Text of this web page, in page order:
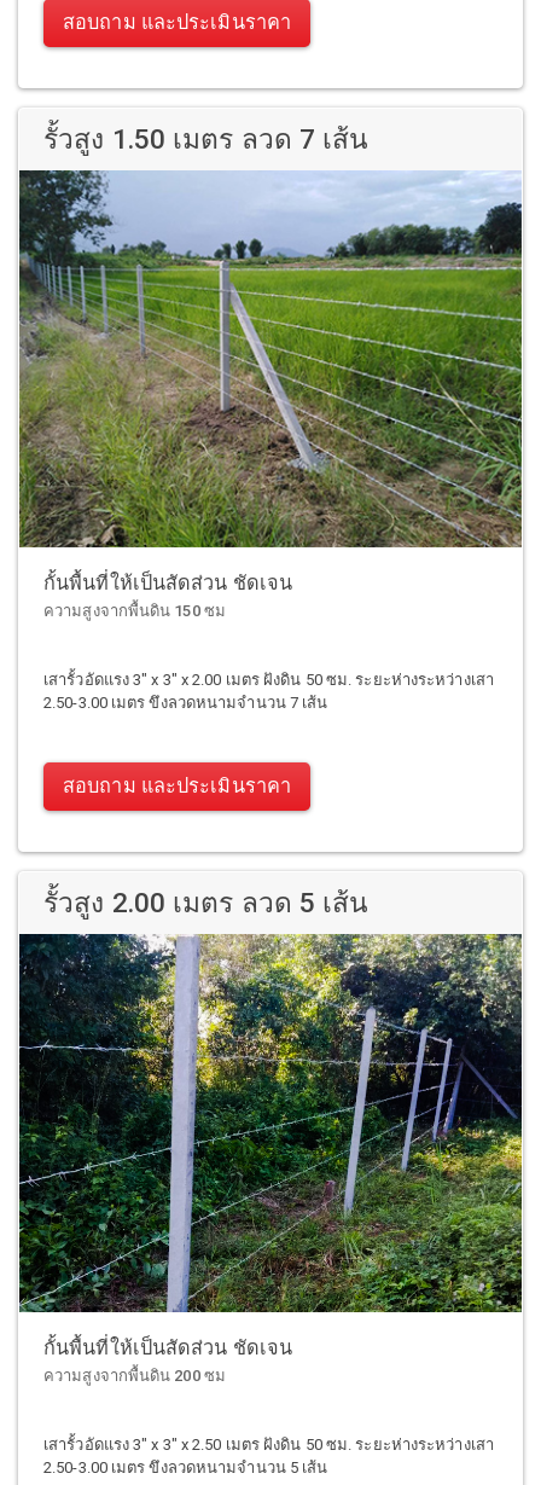
สอบถาม และประเมินราคา
รั้วสูง 1.50 เมตร ลวด 7 เส้น
กั้นพื้นที่ให้เป็นสัดส่วน ชัดเจน
ความสูงจากพื้นดิน 150 ซม
เสารั้วอัดแรง 3" x 3" x 2.00 เมตร ฝังดิน 50 ซม. ระยะห่างระหว่างเสา
2.50-3.00 เมตร ขึงลวดหนามจำนวน 7 เส้น
สอบถาม และประเมินราคา
รั้วสูง 2.00 เมตร ลวด 5 เส้น
กั้นพื้นที่ให้เป็นสัดส่วน ชัดเจน
ความสูงจากพื้นดิน 200 ซม
เสารั้วอัดแรง 3" x 3" x 2.50 เมตร ฝังดิน 50 ซม. ระยะห่างระหว่างเสา
2.50-3.00 เมตร ขึงลวดหนามจำนวน 5 เส้น